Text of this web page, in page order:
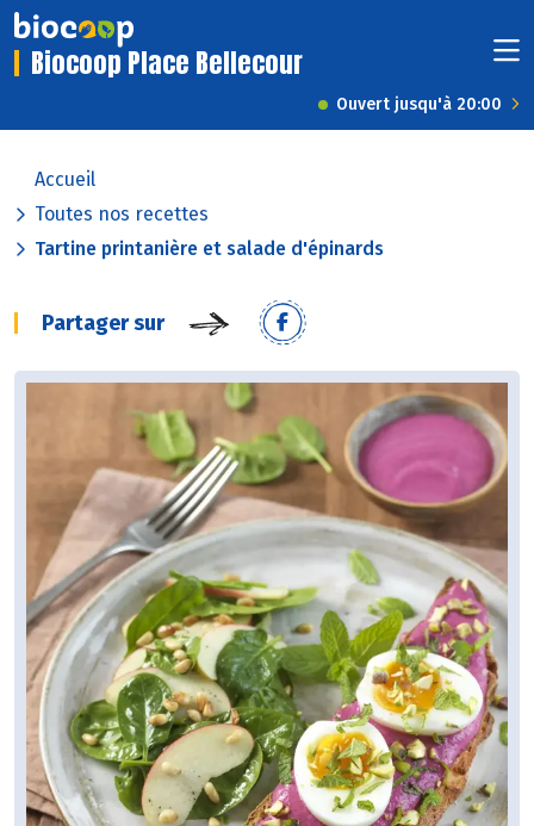
Biocoop Place Bellecour
Ouvert jusqu'à 20:00
Accueil
Toutes nos recettes
Tartine printanière et salade d'épinards
Partager sur